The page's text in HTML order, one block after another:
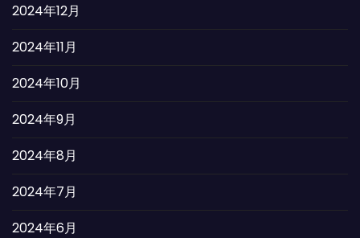
2024年12月
2024年11月
2024年10月
2024年9月
2024年8月
2024年7月
2024年6月